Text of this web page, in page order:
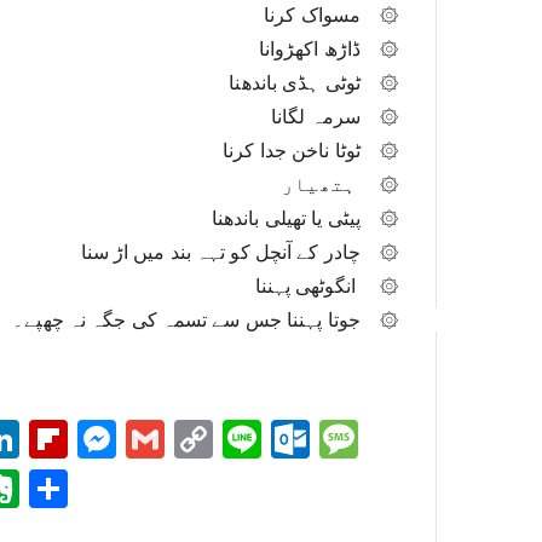
۞	مسواک کرنا
۞	ڈاڑھ اکھڑوانا
۞	ٹوٹی ہڈی باندھنا
۞	سرمہ لگانا
۞	ٹوٹا ناخن جدا کرنا
۞	 ہتھیار
۞	پیٹی یا تھیلی باندھنا
۞	چادر کے آنچل کو تہہ بند میں اڑ سنا
۞	 انگوٹھی پہننا
۞	جوتا پہننا جس سے تسمہ کی جگہ نہ چھپے۔
Li
nk
ed
Fl
ip
M
es
G
m
C
op
Li
ne
O
ut
E
ve